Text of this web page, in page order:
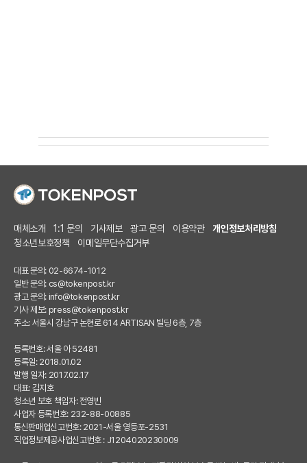
매체소개 1:1 문의 기사제보 광고 문의 이용약관
개인정보처리방침
청소년보호정책
이메일무단수집거부
대표 문의: 02-6674-1012
일반 문의: cs@tokenpost.kr
광고 문의: info@tokenpost.kr
기사 제보: press@tokenpost.kr
주소: 서울시 강남구 논현로 614 ARTISAN 빌딩 6층, 7층
등록번호: 서울 아 52481
등록일: 2018.01.02
발행 일자: 2017.02.17
대표: 김지호
청소년 보호 책임자: 전영빈
사업자 등록번호: 232-88-00885
통신판매업신고번호: 2021-서울 영등포-2531
직업정보제공사업신고번호 : J1204020230009